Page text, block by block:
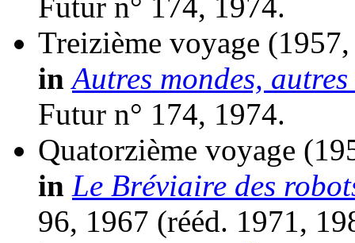
Futur n° 174, 1974.
Treizième voyage
in Autres mondes, autres
Futur n° 174, 1974.
Quatorzième voyage
in Le Bréviaire des
96, 1967 (rééd. 1971,